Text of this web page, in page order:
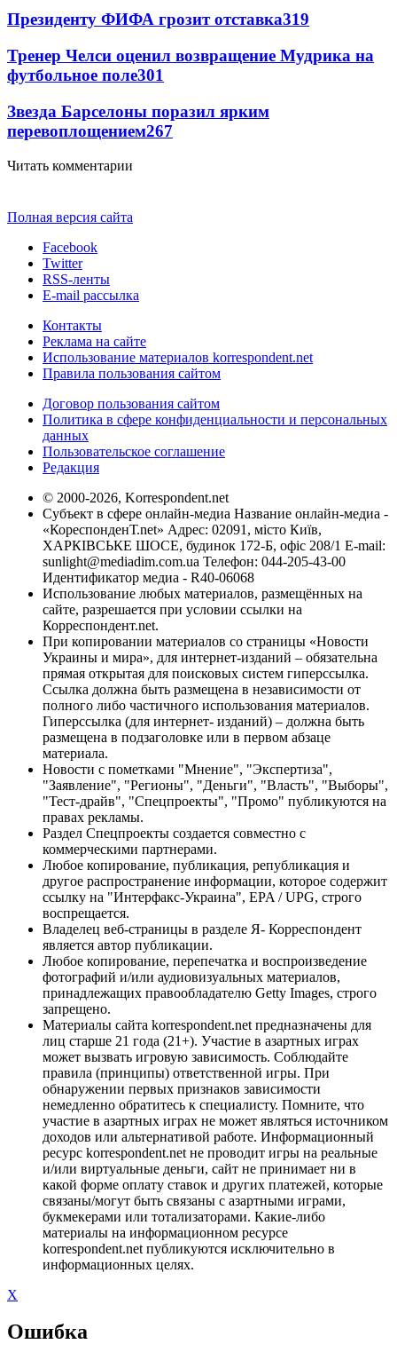
Президенту ФИФА грозит отставка319
Тренер Челси оценил возвращение Мудрика на
футбольное поле301
Звезда Барселоны поразил ярким
перевоплощением267
Читать комментарии
Полная версия сайта
Facebook
Twitter
RSS-ленты
E-mail рассылка
Контакты
Реклама на сайте
Использование материалов korrespondent.net
Правила пользования сайтом
Договор пользования сайтом
Политика в сфере конфиденциальности и персональных
данных
Пользовательское соглашение
Редакция
© 2000-2026, Korrespondent.net
Субъект в сфере онлайн-медиа Название онлайн-медиа -
«КореспонденТ.net» Адрес: 02091, місто Київ,
ХАРКІВСЬКЕ ШОСЕ, будинок 172-Б, офіс 208/1 E-mail:
sunlight@mediadim.com.ua Телефон: 044-205-43-00
Идентификатор медиа - R40-06068
Использование любых материалов, размещённых на
сайте, разрешается при условии ссылки на
Корреспондент.net.
При копировании материалов со страницы «Новости
Украины и мира», для интернет-изданий – обязательна
прямая открытая для поисковых систем гиперссылка.
Ссылка должна быть размещена в независимости от
полного либо частичного использования материалов.
Гиперссылка (для интернет- изданий) – должна быть
размещена в подзаголовке или в первом абзаце
материала.
Новости с пометками "Мнение", "Экспертиза",
"Заявление", "Регионы", "Деньги", "Власть", "Выборы",
"Тест-драйв", "Спецпроекты", "Промо" публикуются на
правах рекламы.
Раздел Спецпроекты создается совместно с
коммерческими партнерами.
Любое копирование, публикация, републикация и
другое распространение информации, которое содержит
ссылку на "Интерфакс-Украина", EPA / UPG, строго
воспрещается.
Владелец веб-страницы в разделе Я- Корреспондент
является автор публикации.
Любое копирование, перепечатка и воспроизведение
фотографий и/или аудиовизуальных материалов,
принадлежащих правообладателю Getty Images, строго
запрещено.
Материалы сайта korrespondent.net предназначены для
лиц старше 21 года (21+). Участие в азартных играх
может вызвать игровую зависимость. Соблюдайте
правила (принципы) ответственной игры. При
обнаружении первых признаков зависимости
немедленно обратитесь к специалисту. Помните, что
участие в азартных играх не может являться источником
доходов или альтернативой работе. Информационный
ресурс korrespondent.net не проводит игры на реальные
и/или виртуальные деньги, сайт не принимает ни в
какой форме оплату ставок и других платежей, которые
связаны/могут быть связаны с азартными играми,
букмекерами или тотализаторами. Какие-либо
материалы на информационном ресурсе
korrespondent.net публикуются исключительно в
информационных целях.
X
Ошибка